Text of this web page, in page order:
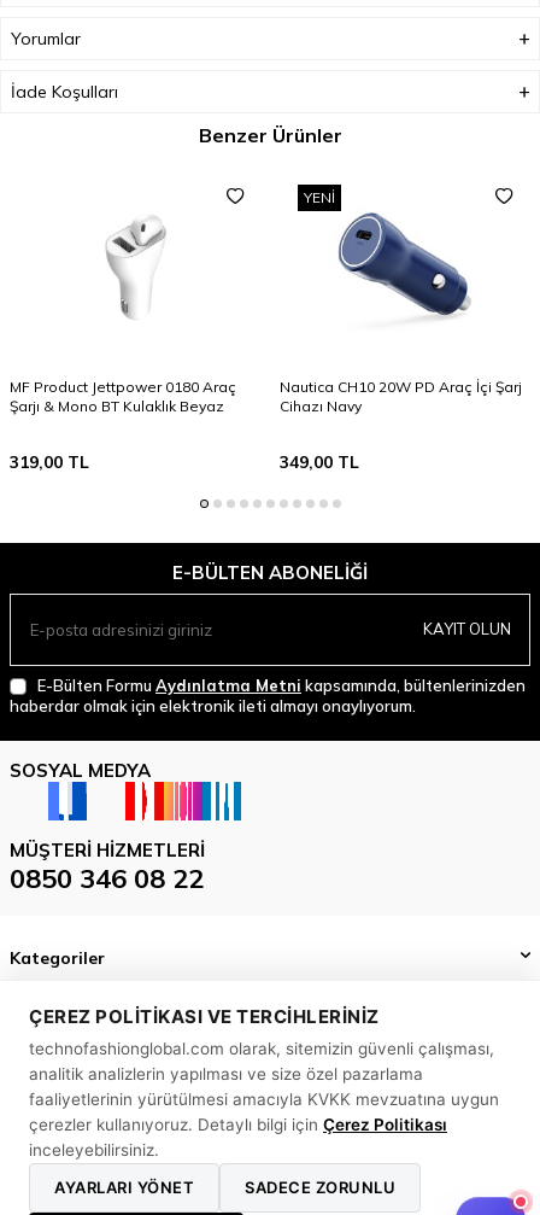
ÇEREZ POLITIKASI VE TERCIHLERINIZ
technofashionglobal.com olarak, sitemizin güvenli çalışması,
analitik analizlerin yapılması ve size özel pazarlama
faaliyetlerinin yürütülmesi amacıyla KVKK mevzuatına uygun
çerezler kullanıyoruz. Detaylı bilgi için Çerez Politikası
inceleyebilirsiniz.
AYARLARI YÖNET
SADECE ZORUNLU
Yorumlar
İade Koşulları
Benzer Ürünler
MF Product Jettpower 0180 Araç
Şarjı & Mono BT Kulaklık Beyaz
319,00 TL
YENI
Nautica CH10 20W PD Araç İçi Şarj
Cihazı Navy
349,00TL
E-BÜLTEN ABONELIĞI
KAYIT OLUN
E-Bülten Formu Aydınlatma Metni kapsamında, bültenlerinizden
haberdar olmak için elektronik ileti almayı onaylıyorum.
SOSYAL MEDYA
MÜŞTERI HIZMETLERI
0850 346 08 22
Kategoriler
Önemli Bilgiler
Hızlı Erişim
MASLAK MAH. BİLİM SK. SUN PLAZA NO: 5 A İÇ KAPI NO: 58
SARIYER/ İSTANBUL
0850 346 08 22
info@technofashionglobal.com